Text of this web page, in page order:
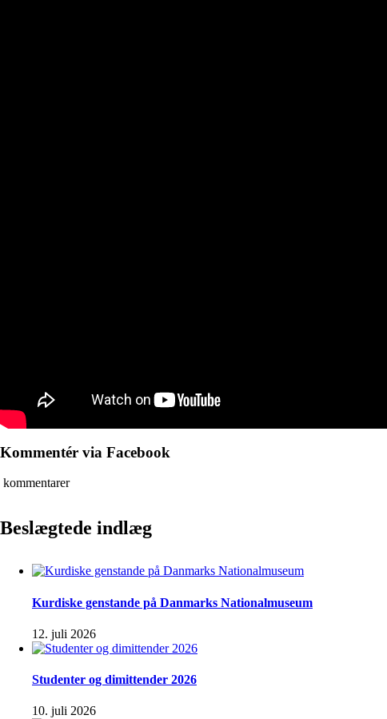
Kommentér via Facebook
kommentarer
Beslægtede indlæg
Kurdiske genstande på Danmarks Nationalmuseum
12. juli 2026
Studenter og dimittender 2026
10. juli 2026